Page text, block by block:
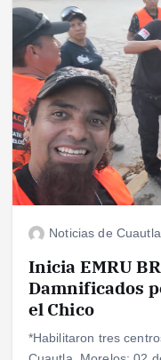
Noticias de Cuautla
Inicia EMRU
Damnificados
el Chico
*Habilitaron tres